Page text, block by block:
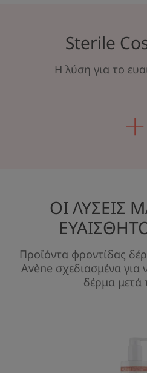
Sterile
Η λύση για το
ΟΙ ΛΥΣΕΙΣ
Προϊόντα φροντίδας
Avène σχεδιασμένα
δέρμα μετά